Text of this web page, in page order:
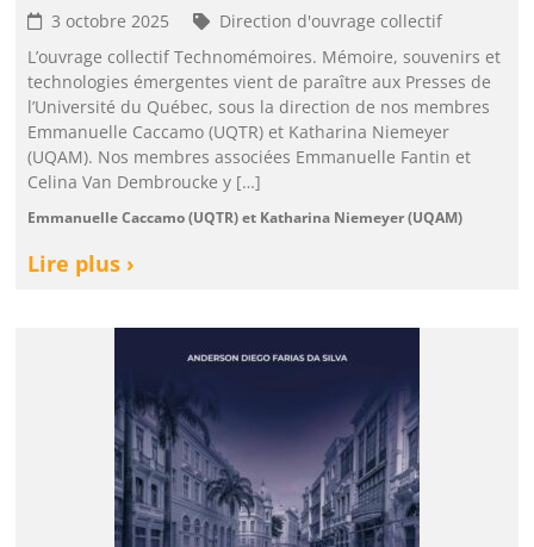
3 octobre 2025
Direction d'ouvrage collectif
L’ouvrage collectif Technomémoires. Mémoire, souvenirs et
technologies émergentes vient de paraître aux Presses de
l’Université du Québec, sous la direction de nos membres
Emmanuelle Caccamo (UQTR) et Katharina Niemeyer
(UQAM). Nos membres associées Emmanuelle Fantin et
Celina Van Dembroucke y […]
Emmanuelle Caccamo (UQTR) et Katharina Niemeyer (UQAM)
Lire plus ›